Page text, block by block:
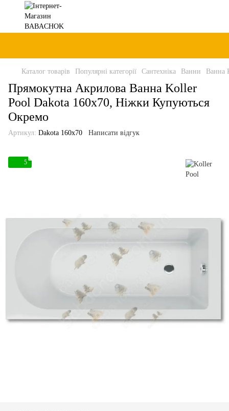
Каталог товарів Популярні категорії Сантехніка Ванни Ванна
Прямокутна Акрилова Ванна Koller
Pool Dakota 160x70, Ніжки Купуються
Окремо
Артикул: Dakota 160x70 Написати відгук
5